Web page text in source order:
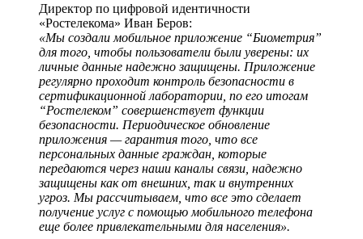
Директор по цифровой идентичности
«Ростелекома» Иван Беров:
«Мы создали мобильное приложение “Биометрия”
для того, чтобы пользователи были уверены: их
личные данные надежно защищены. Приложение
регулярно проходит контроль безопасности в
сертификационной лаборатории, по его итогам
“Ростелеком” совершенствует функции
безопасности. Периодическое обновление
приложения — гарантия того, что все
персональных данные граждан, которые
передаются через наши каналы связи, надежно
защищены как от внешних, так и внутренних
угроз. Мы рассчитываем, что все это сделает
получение услуг с помощью мобильного телефона
еще более привлекательными для населения».